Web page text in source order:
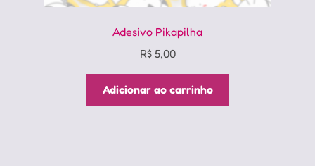
Adesivo Pikapilha
R$5,00
Adicionar ao carrinho